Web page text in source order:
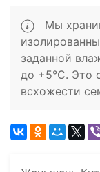
Мы
заданной
до +5°C. Это
всхожести